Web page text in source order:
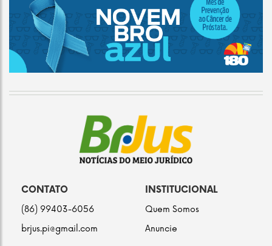
CONTATO
(86) 99403-6056
brjus.pi@gmail.com
INSTITUCIONAL
Quem Somos
Anuncie